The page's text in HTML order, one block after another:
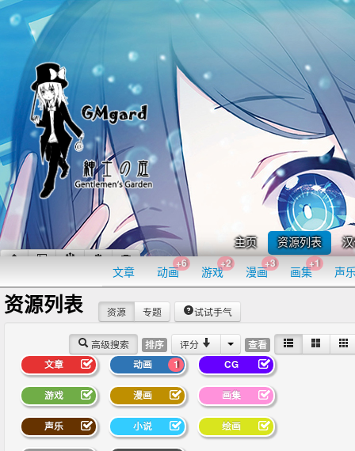
主页 资源列表
文章 动画
+6
游戏
+2
漫画
+3
画集
+1
声
资源列表
高级搜索 排序 评分 查看
资源 专题 试试手气
文章 1
动画 CG
游戏 漫画 画集
声乐 小说 绘画